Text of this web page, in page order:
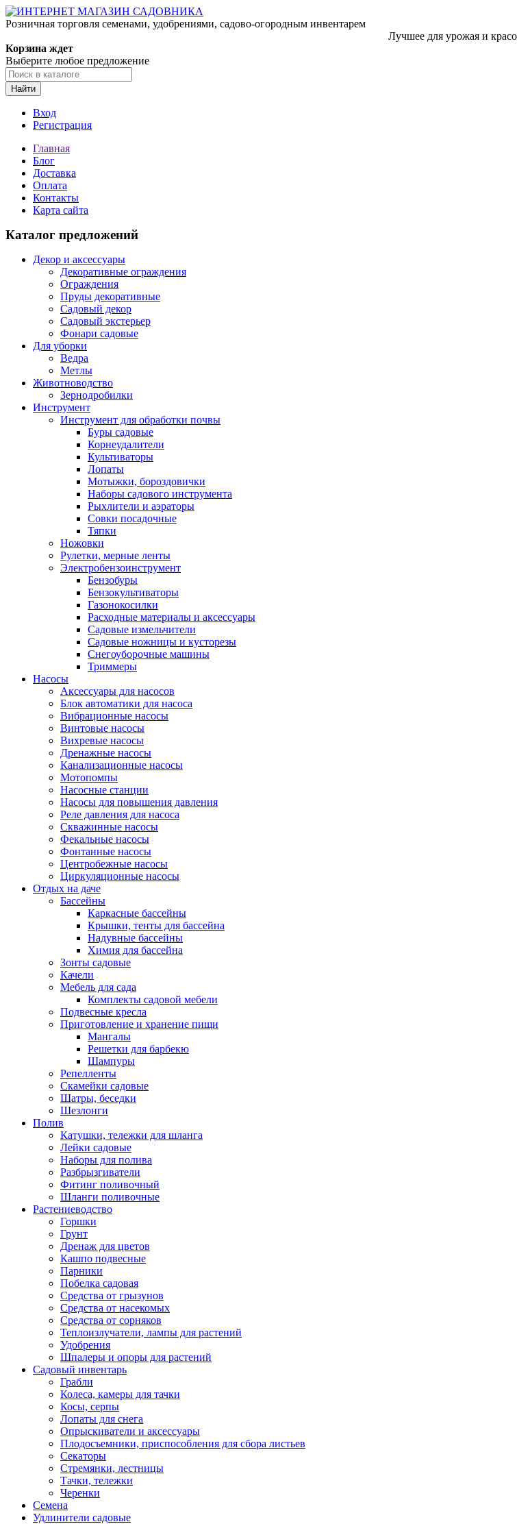
Розничная торговля семенами, удобрениями, садово-огородным инвентарем
Лучшее для урожая и
Корзина ждет
Выберите любое предложение
Найти
Вход
Регистрация
Главная
Блог
Доставка
Оплата
Контакты
Карта сайта
Каталог предложений
Декор и аксессуары
Декоративные ограждения
Ограждения
Пруды декоративные
Садовый декор
Садовый экстерьер
Фонари садовые
Для уборки
Ведра
Метлы
Животноводство
Зернодробилки
Инструмент
Инструмент для обработки почвы
Буры садовые
Корнеудалители
Культиваторы
Лопаты
Мотыжки, бороздовички
Наборы садового инструмента
Рыхлители и аэраторы
Совки посадочные
Тяпки
Ножовки
Рулетки, мерные ленты
Электробензоинструмент
Бензобуры
Бензокультиваторы
Газонокосилки
Расходные материалы и аксессуары
Садовые измельчители
Садовые ножницы и кусторезы
Снегоуборочные машины
Триммеры
Насосы
Аксессуары для насосов
Блок автоматики для насоса
Вибрационные насосы
Винтовые насосы
Вихревые насосы
Дренажные насосы
Канализационные насосы
Мотопомпы
Насосные станции
Насосы для повышения давления
Реле давления для насоса
Скважинные насосы
Фекальные насосы
Фонтанные насосы
Центробежные насосы
Циркуляционные насосы
Отдых на даче
Бассейны
Каркасные бассейны
Крышки, тенты для бассейна
Надувные бассейны
Химия для бассейна
Зонты садовые
Качели
Мебель для сада
Комплекты садовой мебели
Подвесные кресла
Приготовление и хранение пищи
Мангалы
Решетки для барбекю
Шампуры
Репелленты
Скамейки садовые
Шатры, беседки
Шезлонги
Полив
Катушки, тележки для шланга
Лейки садовые
Наборы для полива
Разбрызгиватели
Фитинг поливочный
Шланги поливочные
Растениеводство
Горшки
Грунт
Дренаж для цветов
Кашпо подвесные
Парники
Побелка садовая
Средства от грызунов
Средства от насекомых
Средства от сорняков
Теплоизлучатели, лампы для растений
Удобрения
Шпалеры и опоры для растений
Садовый инвентарь
Грабли
Колеса, камеры для тачки
Косы, серпы
Лопаты для снега
Опрыскиватели и аксессуары
Плодосъемники, приспособления для сбора листьев
Секаторы
Стремянки, лестницы
Тачки, тележки
Черенки
Семена
Удлинители садовые